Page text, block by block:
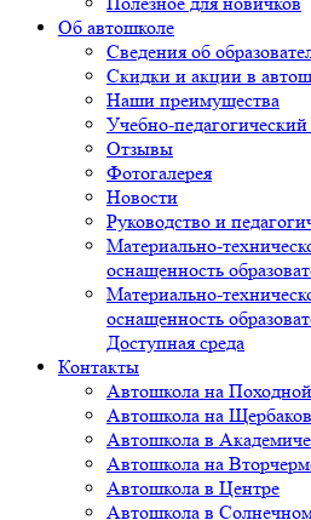
Об автошколе
Сведения об
Скидки и акции в
​Наши преимущества​
Учебно-педагогический
Отзывы
Фотогалерея
Новости
Руководство и
Материально-
оснащенность
Материально-
оснащенность
Доступная среда
Контакты
Автошкола на Походной
Автошкола на
Автошкола в
Автошкола на
Автошкола в Центре
Автошкола в